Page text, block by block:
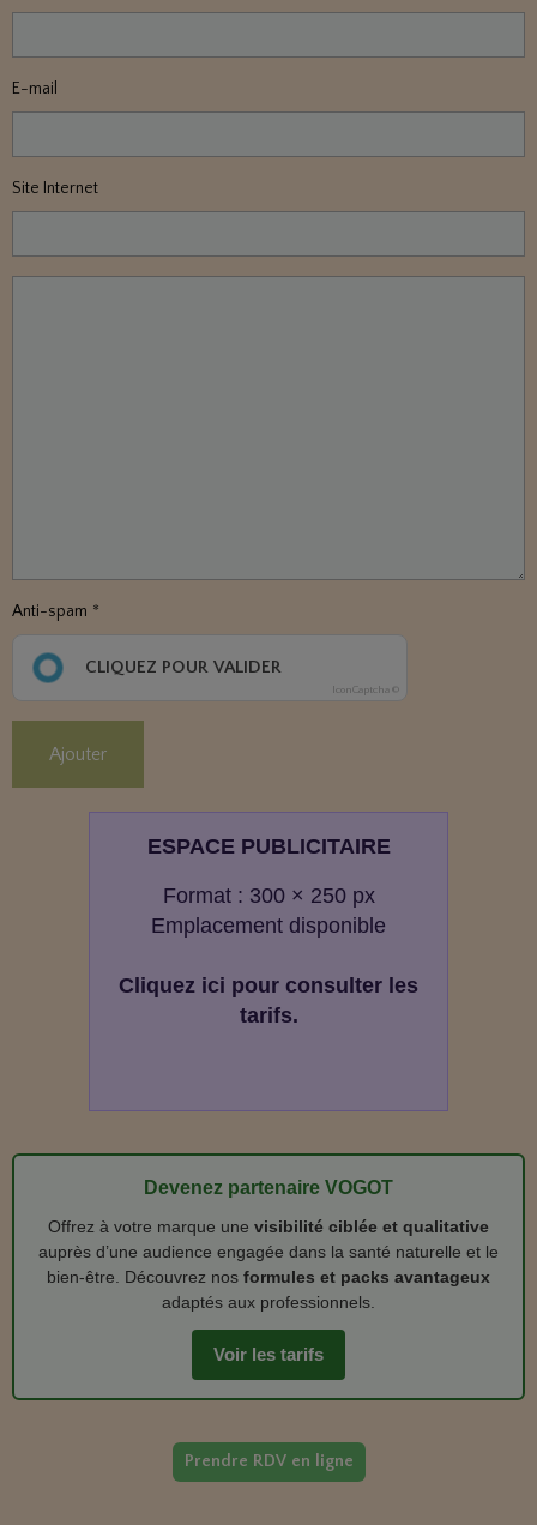
E-mail
Site Internet
Anti-spam
CLIQUEZ POUR VALIDER
IconCaptcha ©
Ajouter
ESPACE PUBLICITAIRE
Format : 300 × 250 px
Emplacement disponible
Cliquez ici pour consulter les
tarifs.
Devenez partenaire VOGOT
Offrez à votre marque une visibilité ciblée et qualitative
auprès d’une audience engagée dans la santé naturelle et le
bien‑être. Découvrez nos formules et packs avantageux
adaptés aux professionnels.
Voir les tarifs
Prendre RDV en ligne